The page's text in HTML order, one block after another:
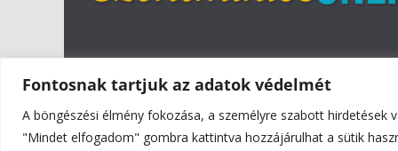
Fontosnak tartjuk az adatok védelmét
A böngészési élmény fokozása, a személyre szabott
"Mindet elfogadom" gombra kattintva hozzájárulhat a sütik
Copyright © 2026Szentmiklós Online. All rights
Theme: ColorMagby ThemeGrill. Powered by